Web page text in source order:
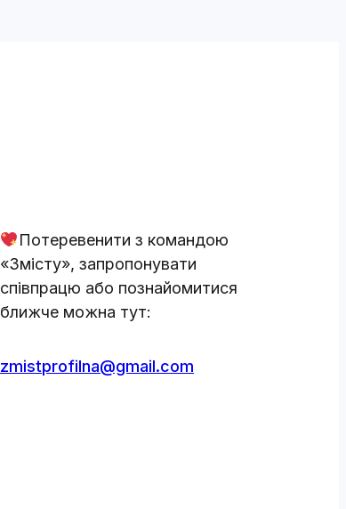
Потеревенити з командою
«Змісту», запропонувати
співпрацю або познайомитися
ближче можна тут:
zmistprofilna@gmail.com